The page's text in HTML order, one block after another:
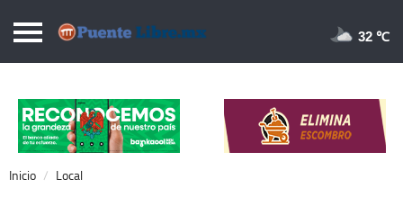
Puentelibre.mx
Local
Nacional
Opinión
32 ℃
Inicio Local